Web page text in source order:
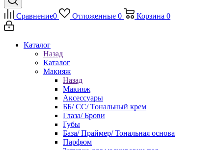
Сравнение0 Отложенные 0 Корзина 0
Каталог
Назад
Каталог
Макияж
Назад
Макияж
Аксессуары
ББ/ СС/ Тональный крем
Глаза/ Брови
Губы
База/ Праймер/ Тональная основа
Парфюм